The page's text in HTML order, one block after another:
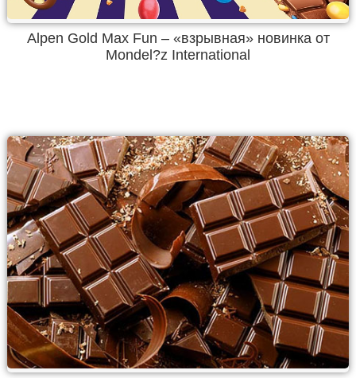
Alpen Gold Max Fun – «взрывная» новинка от
Mondel?z International